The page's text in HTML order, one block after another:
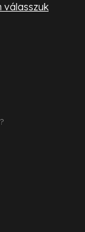
válasszuk